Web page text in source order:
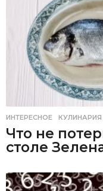
ИНТЕРЕСНОЕ ,КУЛИНАРИЯ
Что не
столе